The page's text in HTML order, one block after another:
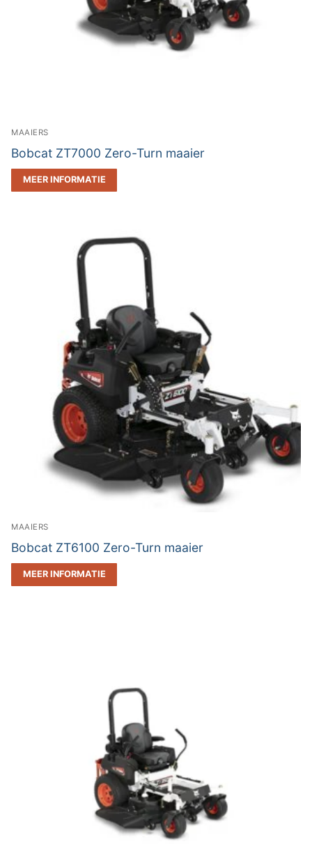
MAAIERS
Bobcat ZT7000 Zero-Turn maaier
MEER INFORMATIE
MAAIERS
Bobcat ZT6100 Zero-Turn maaier
MEER INFORMATIE